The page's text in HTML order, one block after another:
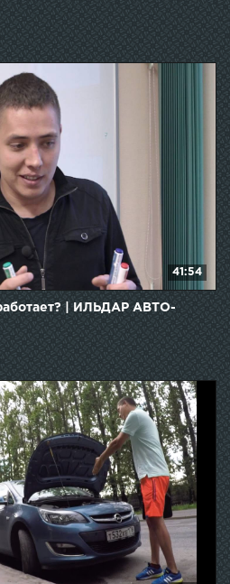
41:54
| ИЛЬДАР АВТО-